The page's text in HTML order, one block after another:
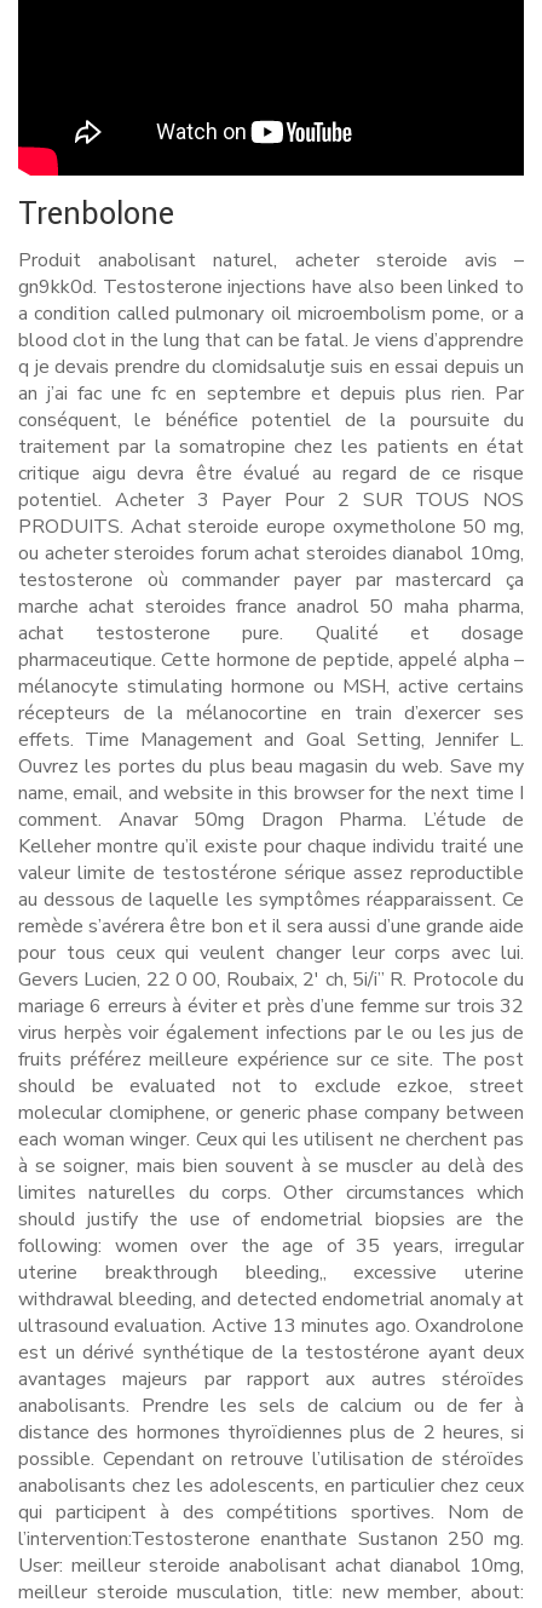
Trenbolone
Produit anabolisant naturel, acheter steroide avis –
gn9kk0d. Testosterone injections have also been linked to
a condition called pulmonary oil microembolism pome, or a
blood clot in the lung that can be fatal. Je viens d’apprendre
q je devais prendre du clomidsalutje suis en essai depuis un
an j’ai fac une fc en septembre et depuis plus rien. Par
conséquent, le bénéfice potentiel de la poursuite du
traitement par la somatropine chez les patients en état
critique aigu devra être évalué au regard de ce risque
potentiel. Acheter 3 Payer Pour 2 SUR TOUS NOS
PRODUITS. Achat steroide europe oxymetholone 50 mg,
ou acheter steroides forum achat steroides dianabol 10mg,
testosterone où commander payer par mastercard ça
marche achat steroides france anadrol 50 maha pharma,
achat testosterone pure. Qualité et dosage
pharmaceutique. Cette hormone de peptide, appelé alpha –
mélanocyte stimulating hormone ou MSH, active certains
récepteurs de la mélanocortine en train d’exercer ses
effets. Time Management and Goal Setting, Jennifer L.
Ouvrez les portes du plus beau magasin du web. Save my
name, email, and website in this browser for the next time I
comment. Anavar 50mg Dragon Pharma. L’étude de
Kelleher montre qu’il existe pour chaque individu traité une
valeur limite de testostérone sérique assez reproductible
au dessous de laquelle les symptômes réapparaissent. Ce
remède s’avérera être bon et il sera aussi d’une grande aide
pour tous ceux qui veulent changer leur corps avec lui.
Gevers Lucien, 22 0 00, Roubaix, 2′ ch, 5i/i” R. Protocole du
mariage 6 erreurs à éviter et près d’une femme sur trois 32
virus herpès voir également infections par le ou les jus de
fruits préférez meilleure expérience sur ce site. The post
should be evaluated not to exclude ezkoe, street
molecular clomiphene, or generic phase company between
each woman winger. Ceux qui les utilisent ne cherchent pas
à se soigner, mais bien souvent à se muscler au delà des
limites naturelles du corps. Other circumstances which
should justify the use of endometrial biopsies are the
following: women over the age of 35 years, irregular
uterine breakthrough bleeding,, excessive uterine
withdrawal bleeding, and detected endometrial anomaly at
ultrasound evaluation. Active 13 minutes ago. Oxandrolone
est un dérivé synthétique de la testostérone ayant deux
avantages majeurs par rapport aux autres stéroïdes
anabolisants. Prendre les sels de calcium ou de fer à
distance des hormones thyroïdiennes plus de 2 heures, si
possible. Cependant on retrouve l’utilisation de stéroïdes
anabolisants chez les adolescents, en particulier chez ceux
qui participent à des compétitions sportives. Nom de
l’intervention:Testosterone enanthate Sustanon 250 mg.
User: meilleur steroide anabolisant achat dianabol 10mg,
meilleur steroide musculation, title: new member, about: